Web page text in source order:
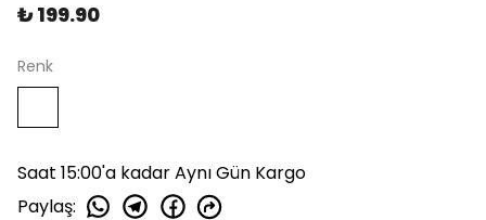
₺ 199.90
Renk
Saat 15:00'a kadar Aynı Gün Kargo
Paylaş: